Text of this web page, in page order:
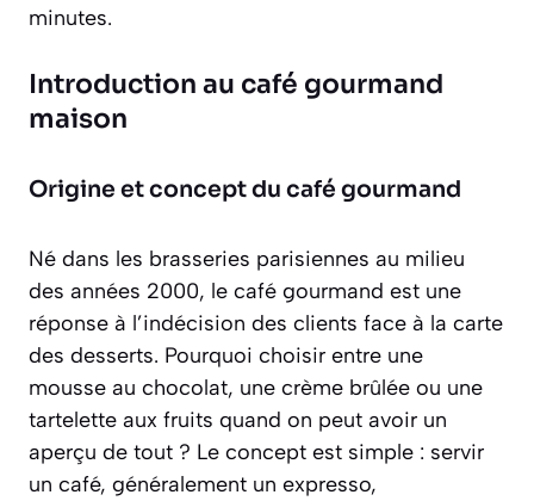
minutes.
Introduction au café gourmand
maison
Origine et concept du café gourmand
Né dans les brasseries parisiennes au milieu
des années 2000, le café gourmand est une
réponse à l’indécision des clients face à la carte
des desserts. Pourquoi choisir entre une
mousse au chocolat, une crème brûlée ou une
tartelette aux fruits quand on peut avoir un
aperçu de tout ? Le concept est simple : servir
un café, généralement un expresso,